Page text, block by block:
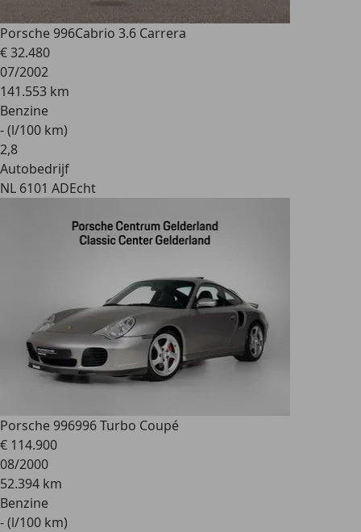
Porsche 996Cabrio 3.6 Carrera
€ 32.480
07/2002
141.553 km
Benzine
- (l/100 km)
2,8
Autobedrijf
NL 6101 ADEcht
Porsche 996996 Turbo Coupé
€ 114.900
08/2000
52.394 km
Benzine
- (l/100 km)